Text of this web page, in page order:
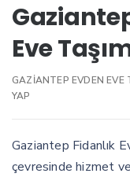
Eve
GAZIANTEP EVDEN EVE
YAP
Gaziantep Fidanlık
çevresinde hizmet